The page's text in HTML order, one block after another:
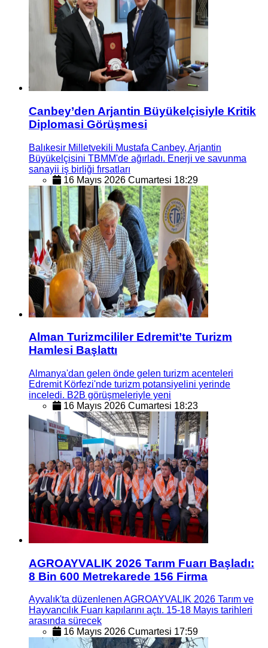
Canbey’den Arjantin Büyükelçisiyle Kritik
Diplomasi Görüşmesi
Balıkesir Milletvekili Mustafa Canbey, Arjantin
Büyükelçisini TBMM'de ağırladı. Enerji ve savunma
sanayii iş birliği fırsatları
16 Mayıs 2026 Cumartesi 18:29
Alman Turizmcililer Edremit’te Turizm
Hamlesi Başlattı
Almanya'dan gelen önde gelen turizm acenteleri
Edremit Körfezi'nde turizm potansiyelini yerinde
inceledi. B2B görüşmeleriyle yeni
16 Mayıs 2026 Cumartesi 18:23
AGROAYVALIK 2026 Tarım Fuarı Başladı:
8 Bin 600 Metrekarede 156 Firma
Ayvalık'ta düzenlenen AGROAYVALIK 2026 Tarım ve
Hayvancılık Fuarı kapılarını açtı. 15-18 Mayıs tarihleri
arasında sürecek
16 Mayıs 2026 Cumartesi 17:59